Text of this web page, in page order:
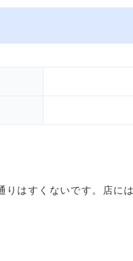
はすくないです。店に